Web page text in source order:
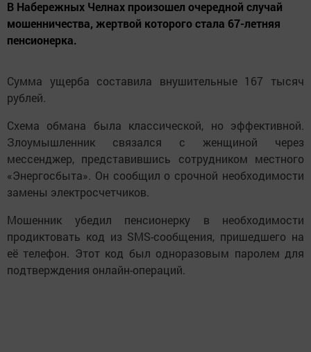
В Набережных Челнах произошел очередной случай
мошенничества, жертвой которого стала 67-летняя
пенсионерка.
Сумма ущерба составила внушительные 167 тысяч
рублей.
Схема обмана была классической, но эффективной.
Злоумышленник связался с женщиной через
мессенджер, представившись сотрудником местного
«Энергосбыта». Он сообщил о срочной необходимости
замены электросчетчиков.
Мошенник убедил пенсионерку в необходимости
продиктовать код из SMS-сообщения, пришедшего на
её телефон. Этот код был одноразовым паролем для
подтверждения онлайн-операций.